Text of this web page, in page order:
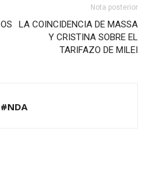
Nota posterior
LA COINCIDENCIA DE MASSA
Y CRISTINA SOBRE EL
TARIFAZO DE MILEI
#NDA